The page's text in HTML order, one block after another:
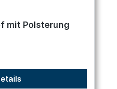
von 5 von 5 Sternen
mit Polsterung